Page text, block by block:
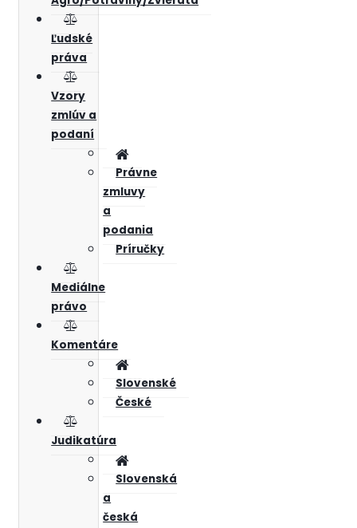
Ľudské
práva
Vzory
zmlúv a
podaní
Právne
zmluvy
a
podania
Príručky
Mediálne
právo
Komentáre
Slovenské
České
Judikatúra
Slovenská
a
česká